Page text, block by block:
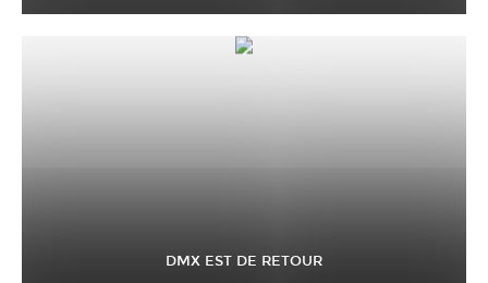
DMX EST DE RETOUR